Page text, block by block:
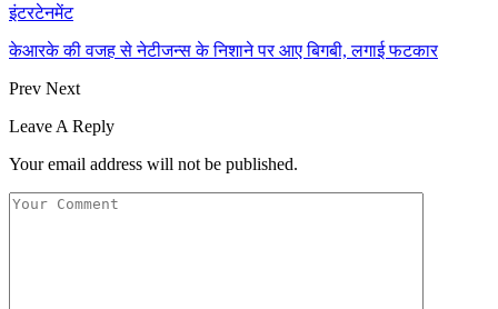
इंटरटेनमेंट
केआरके की वजह से नेटीजन्स के निशाने पर आए बिगबी, लगाई फटकार
Prev Next
Leave A Reply
Your email address will not be published.